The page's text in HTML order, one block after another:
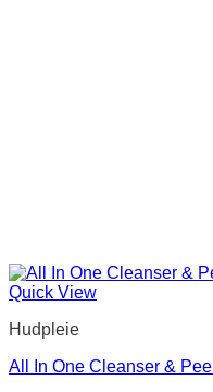
Quick View
Hudpleie
All In One Cleanser & Peel